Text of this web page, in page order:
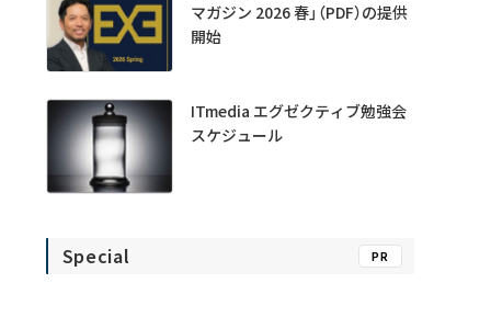
マガジン 2026 春」（PDF）の提供
開始
ITmedia エグゼクティブ勉強会
スケジュール
Special PR